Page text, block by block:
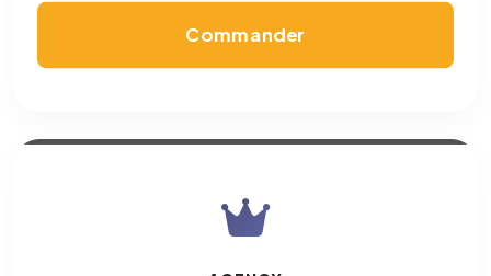
Commander